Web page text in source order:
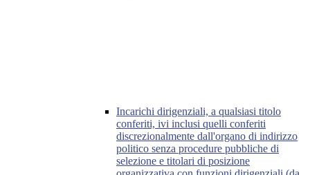
Incarichi dirigenziali, a qualsiasi titolo
conferiti, ivi inclusi quelli conferiti
discrezionalmente dall'organo di indirizzo
politico senza procedure pubbliche di
selezione e titolari di posizione